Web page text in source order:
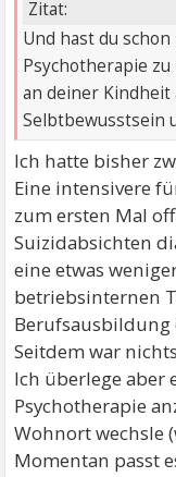
Zitat:
Und hast du
Psychotherapie
an deiner
Selbtbewusstsein
Ich hatte bisher
Eine intensivere
zum ersten Mal
Suizidabsichten
eine etwas
betriebsinternen
Berufsausbildung
Seitdem war
Ich überlege aber
Psychotherapie
Wohnort wechsle
Momentan passt